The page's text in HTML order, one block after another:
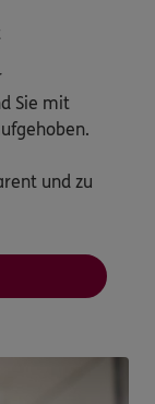
Sie mit
und zu